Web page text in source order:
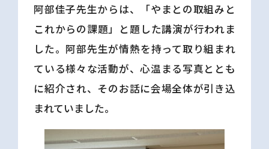
阿部佳子先生からは、「やまとの取組みと
これからの課題」と題した講演が行われま
した。阿部先生が情熱を持って取り組まれ
ている様々な活動が、心温まる写真ととも
に紹介され、そのお話に会場全体が引き込
まれていました。